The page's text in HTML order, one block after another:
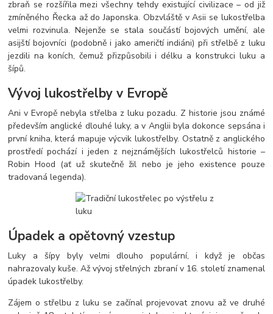
zbraň se rozšířila mezi všechny tehdy existující civilizace – od již
zmíněného Řecka až do Japonska. Obzvláště v Asii se lukostřelba
velmi rozvinula. Nejenže se stala součástí bojových umění, ale
asijští bojovníci (podobně i jako američtí indiáni) při střelbě z luku
jezdili na koních, čemuž přizpůsobili i délku a konstrukci luku a
šípů.
Vývoj lukostřelby v Evropě
Ani v Evropě nebyla střelba z luku pozadu. Z historie jsou známé
především anglické dlouhé luky, a v Anglii byla dokonce sepsána i
první kniha, která mapuje výcvik lukostřelby. Ostatně z anglického
prostředí pochází i jeden z nejznámějších lukostřelců historie –
Robin Hood (ať už skutečně žil nebo je jeho existence pouze
tradovaná legenda).
Úpadek a opětovný vzestup
Luky a šípy byly velmi dlouho populární, i když je občas
nahrazovaly kuše. Až vývoj střelných zbraní v 16. století znamenal
úpadek lukostřelby.
Zájem o střelbu z luku se začínal projevovat znovu až ve druhé